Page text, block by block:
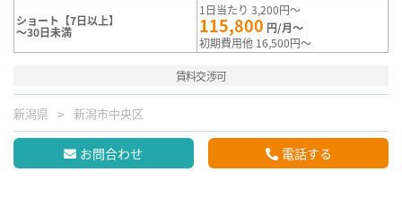
ショート【7日以上】
～30日未満
1日当たり 3,200円～
115,800 円/月～
初期費用他 16,500円～
賃料交渉可
新潟県 新潟市中央区
お問合わせ 電話する